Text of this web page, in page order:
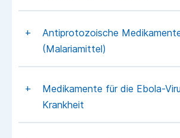
Antiprotozoische
(Malariamittel)
Medikamente für die Ebola-
Krankheit